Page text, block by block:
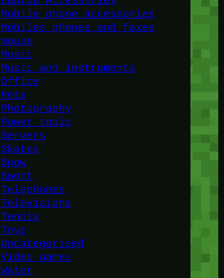
Mobile phone accessories
Mobiles phones and faxes
mouse
Music
Music and instruments
Office
Pets
Photography
Power tools
Servers
Skates
Snow
Sport
Telephones
Televisions
Tennis
Toys
Uncategorised
Video games
Water